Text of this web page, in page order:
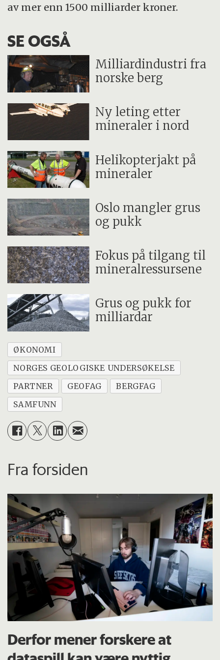
av mer enn 1500 milliarder kroner.
SE OGSÅ
Milliardindustri fra
norske berg
Ny leting etter
mineraler i nord
Helikopterjakt på
mineraler
Oslo mangler grus
og pukk
Fokus på tilgang til
mineralressursene
Grus og pukk for
milliardar
ØKONOMI
NORGES GEOLOGISKE UNDERSØKELSE
PARTNER
GEOFAG
BERGFAG
SAMFUNN
Fra forsiden
Derfor mener forskere at